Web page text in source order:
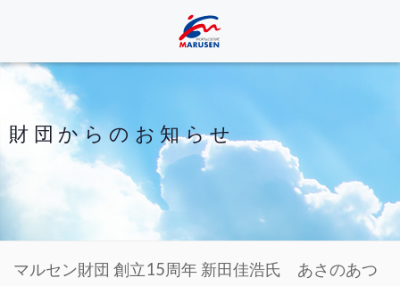
財団からのお知らせ
マルセン財団 創立15周年 新田佳浩氏 あさのあつ